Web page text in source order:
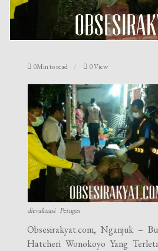
0Min to read 0 View
dievakuasi Petugas
Obsesirakyat.com, Nganjuk –
Hatcheri Wonokoyo Yang